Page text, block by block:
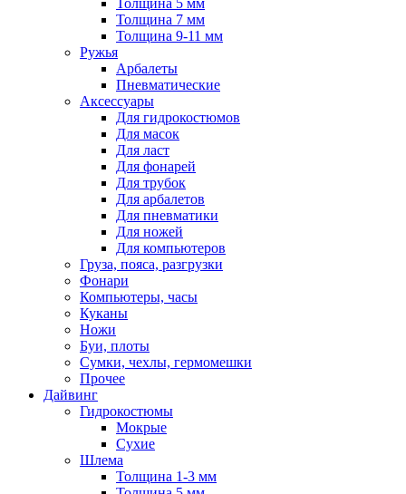
Толщина 5 мм
Толщина 7 мм
Толщина 9-11 мм
Ружья
Арбалеты
Пневматические
Аксессуары
Для гидрокостюмов
Для масок
Для ласт
Для фонарей
Для трубок
Для арбалетов
Для пневматики
Для ножей
Для компьютеров
Груза, пояса, разгрузки
Фонари
Компьютеры, часы
Куканы
Ножи
Буи, плоты
Сумки, чехлы, гермомешки
Прочее
Дайвинг
Гидрокостюмы
Мокрые
Сухие
Шлема
Толщина 1-3 мм